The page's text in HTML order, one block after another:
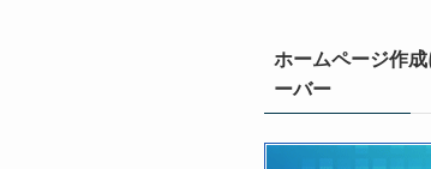
ホームページ作
ーバー